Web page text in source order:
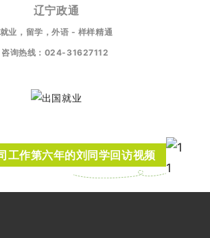
辽宁政通
就业，留学，外语 - 样样精通
咨询热线：024-31627112
工作第六年的刘同学回访视频